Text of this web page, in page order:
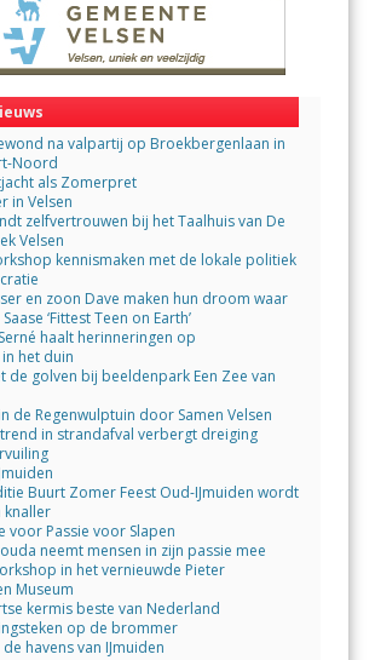
na valpartij op Broekbergenlaan in
Noord
als Zomerpret
in Velsen
zelfvertrouwen bij het Taalhuis van De
Velsen
kennismaken met de lokale politiek
en zoon Dave maken hun droom waar
‘Fittest Teen on Earth’
haalt herinneringen op
het duin
de golven bij beeldenpark Een Zee van
de Regenwulptuin door Samen Velsen
in strandafval verbergt dreiging
Buurt Zomer Feest Oud-IJmuiden wordt
knaller
voor Passie voor Slapen
neemt mensen in zijn passie mee
in het vernieuwde Pieter
Museum
kermis beste van Nederland
op de brommer
havens van IJmuiden